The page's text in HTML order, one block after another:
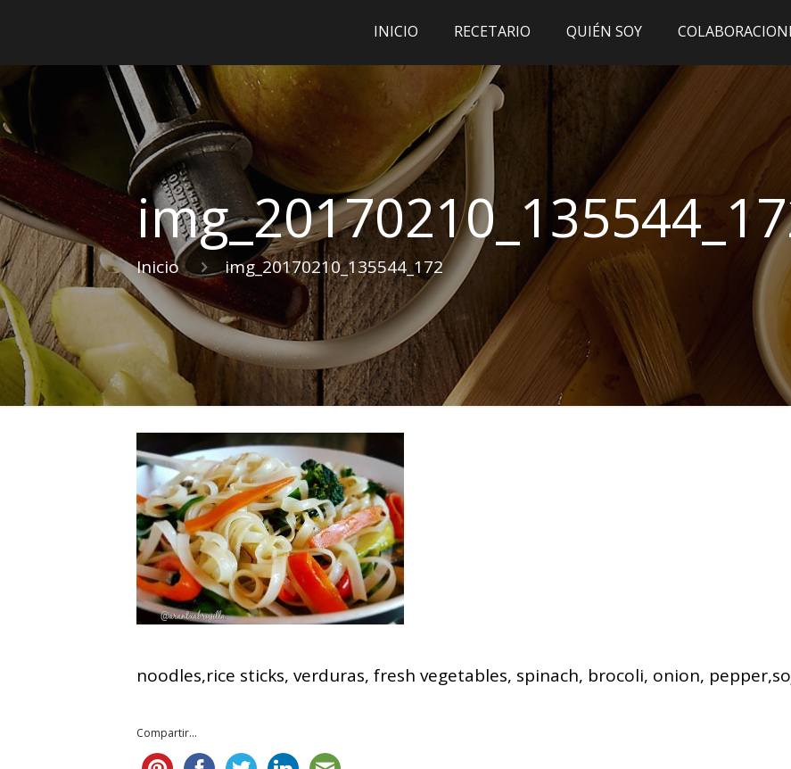
INICIO RECETARIO QUIÉN SOY
Inicio img_20170210_135544_172
noodles,rice sticks, verduras, fresh vegetables, spinach, brocoli, onion,
Compartir...